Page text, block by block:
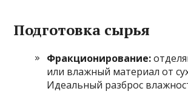
Подготовка сырья
Фракционирование:
или влажный материал от
Идеальный разброс